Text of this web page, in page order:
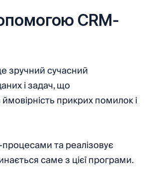
CRM-
зручний сучасний
і задач, що
прикрих помилок і
та реалізовує
саме з цієї програми.